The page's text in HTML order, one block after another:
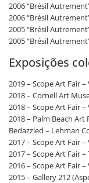
2006 “Brésil
2006 “Brésil
2005 “Brésil
2005 “Brésil
Exposições
2019 – Scope Art Fair
2018 – Cornell Art
2018 – Scope Art Fair
2018 – Palm Beach Art
Bedazzled – Lehman
2017 – Scope Art Fair
2017 – Scope Art Fair
2016 – Scope Art Fair
2015 – Gallery 212